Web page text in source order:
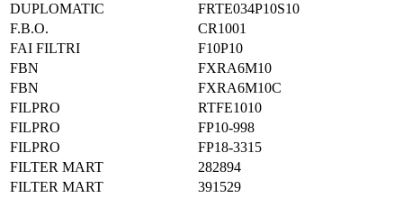
DUPLOMATIC
FRTE034P10S10
F.B.O.
CR1001
FAI FILTRI
F10P10
FBN
FXRA6M10
FBN
FXRA6M10C
FILPRO
RTFE1010
FILPRO
FP10-998
FILPRO
FP18-3315
FILTER MART
282894
FILTER MART
391529